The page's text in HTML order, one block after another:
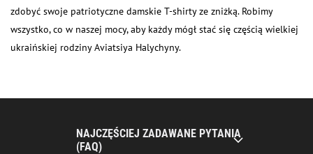
zdobyć swoje patriotyczne damskie T-shirty ze zniżką. Robimy
wszystko, co w naszej mocy, aby każdy mógł stać się częścią wielkiej
ukraińskiej rodziny Aviatsiya Halychyny.
NAJCZĘŚCIEJ ZADAWANE PYTANIA
(FAQ)